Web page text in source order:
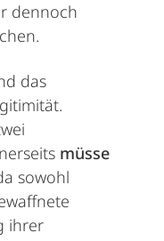
dennoch
das
müsse
sowohl
ihrer